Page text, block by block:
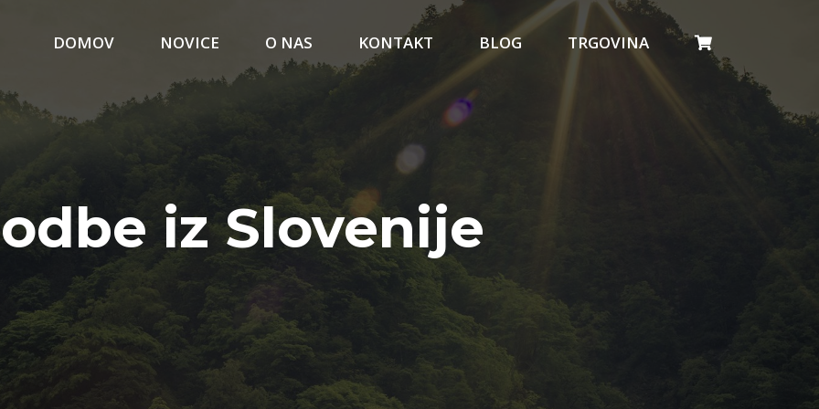
DOMOV NOVICE O NAS KONTAKT BLOG TRGOVINA
iz Slovenije